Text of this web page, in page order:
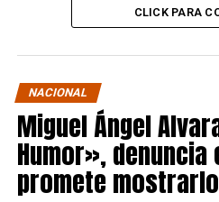
CLICK PARA
NACIONAL
Miguel Ángel
Humor», denuncia
promete